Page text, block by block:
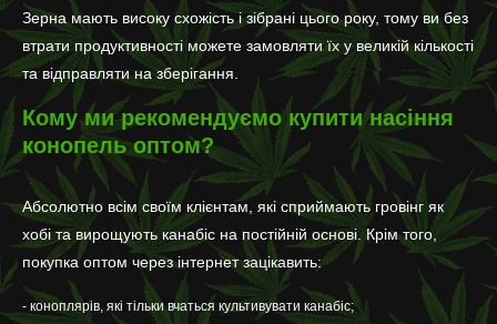
Зерна мають високу схожість і зібрані цього року, тому ви без
втрати продуктивності можете замовляти їх у великій кількості
та відправляти на зберігання.
Кому ми рекомендуємо купити насіння
конопель оптом?
Абсолютно всім своїм клієнтам, які сприймають гровінг як
хобі та вирощують канабіс на постійній основі. Крім того,
покупка оптом через інтернет зацікавить:
- коноплярів, які тільки вчаться культивувати канабіс;